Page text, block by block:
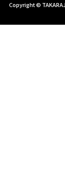
Copyright ©